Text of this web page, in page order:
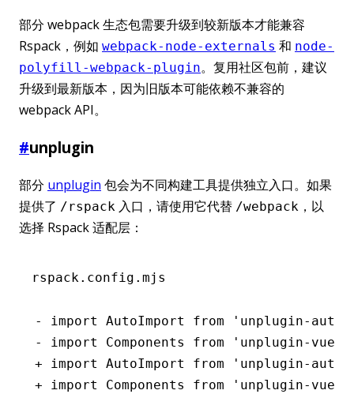
部分 webpack 生态包需要升级到较新版本才能兼容
Rspack，例如 webpack-node-externals 和 node-
polyfill-webpack-plugin。复用社区包前，建议
升级到最新版本，因为旧版本可能依赖不兼容的
webpack API。
#unplugin
部分 unplugin 包会为不同构建工具提供独立入口。如果
提供了 /rspack 入口，请使用它代替 /webpack ，以
选择 Rspack 适配层：
rspack.config.mjs
- import AutoImport from 'unplugin-auto-
- import Components from 'unplugin-vue-
+ import AutoImport from 'unplugin-
+ import Components from 'unplugin-vue-